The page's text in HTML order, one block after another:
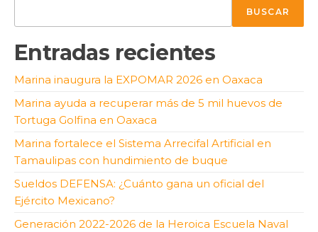
BUSCAR
Entradas recientes
Marina inaugura la EXPOMAR 2026 en Oaxaca
Marina ayuda a recuperar más de 5 mil huevos de
Tortuga Golfina en Oaxaca
Marina fortalece el Sistema Arrecifal Artificial en
Tamaulipas con hundimiento de buque
Sueldos DEFENSA: ¿Cuánto gana un oficial del
Ejército Mexicano?
Generación 2022-2026 de la Heroica Escuela Naval